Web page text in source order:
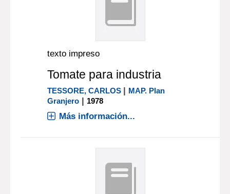
texto impreso
Tomate para industria
TESSORE, CARLOS | MAP. Plan
Granjero | 1978
Más información...